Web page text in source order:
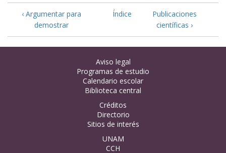
‹ Argumentar para
demostrar
Índice
Publicaciones
científicas ›
Aviso legal
Programas de estudio
Calendario escolar
Biblioteca central
Créditos
Directorio
Sitios de interés
UNAM
CCH